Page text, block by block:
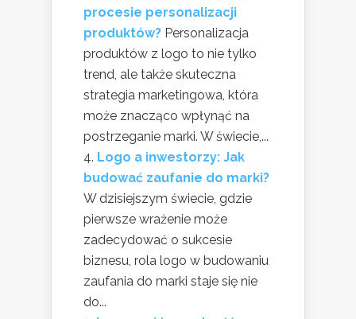
procesie personalizacji
produktów? Personalizacja
produktów z logo to nie tylko
trend, ale także skuteczna
strategia marketingowa, która
może znacząco wpłynąć na
postrzeganie marki. W świecie,...
Logo a inwestorzy: Jak
budować zaufanie do marki?
W dzisiejszym świecie, gdzie
pierwsze wrażenie może
zadecydować o sukcesie
biznesu, rola logo w budowaniu
zaufania do marki staje się nie
do...